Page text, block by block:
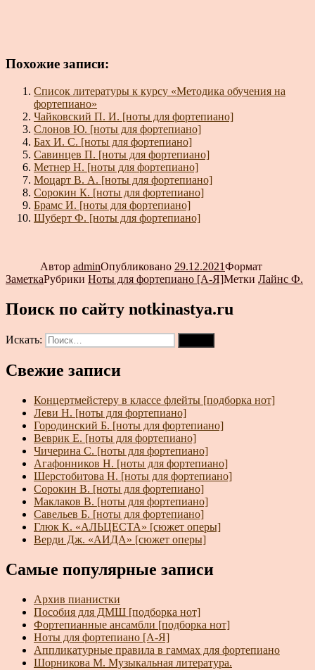
Похожие записи:
Список литературы к курсу «Методика обучения на
фортепиано»
Чайковский П. И. [ноты для фортепиано]
Слонов Ю. [ноты для фортепиано]
Бах И. С. [ноты для фортепиано]
Савинцев П. [ноты для фортепиано]
Метнер Н. [ноты для фортепиано]
Моцарт В. А. [ноты для фортепиано]
Сорокин К. [ноты для фортепиано]
Брамс И. [ноты для фортепиано]
Шуберт Ф. [ноты для фортепиано]
Автор adminОпубликовано 29.12.2021Формат
ЗаметкаРубрики Ноты для фортепиано [А-Я]Метки Лайнс Ф.
Поиск по сайту notkinastya.ru
Искать:
Свежие записи
Концертмейстеру в классе флейты [подборка нот]
Леви Н. [ноты для фортепиано]
Городинский Б. [ноты для фортепиано]
Веврик Е. [ноты для фортепиано]
Чичерина С. [ноты для фортепиано]
Агафонников Н. [ноты для фортепиано]
Шерстобитова Н. [ноты для фортепиано]
Сорокин В. [ноты для фортепиано]
Маклаков В. [ноты для фортепиано]
Савельев Б. [ноты для фортепиано]
Глюк К. «АЛЬЦЕСТА» [сюжет оперы]
Верди Дж. «АИДА» [сюжет оперы]
Самые популярные записи
Архив пианистки
Пособия для ДМШ [подборка нот]
Фортепианные ансамбли [подборка нот]
Ноты для фортепиано [А-Я]
Аппликатурные правила в гаммах для фортепиано
Шорникова М. Музыкальная литература.